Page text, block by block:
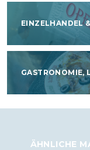
EINZELHANDEL
GASTRONOMIE,
ÄHNLICHE